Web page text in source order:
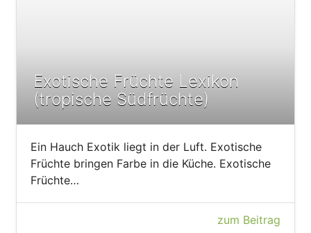
Exotische Früchte Lexikon
(tropische Südfrüchte)
Ein Hauch Exotik liegt in der Luft. Exotische
Früchte bringen Farbe in die Küche. Exotische
Früchte…
zum Beitrag